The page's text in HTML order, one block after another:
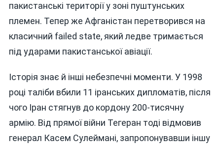
пакистанські території у зоні пуштунських
племен. Тепер же Афганістан перетворився на
класичний failed state, який ледве тримається
під ударами пакистанської авіації.
Історія знає й інші небезпечні моменти. У 1998
році таліби вбили 11 іранських дипломатів, після
чого Іран стягнув до кордону 200-тисячну
армію. Від прямої війни Тегеран тоді відмовив
генерал Касем Сулеймані, запропонувавши іншу